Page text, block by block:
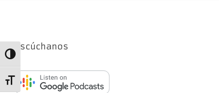
Alternar alto contraste
Alternar tamaño de letra
Escúchanos